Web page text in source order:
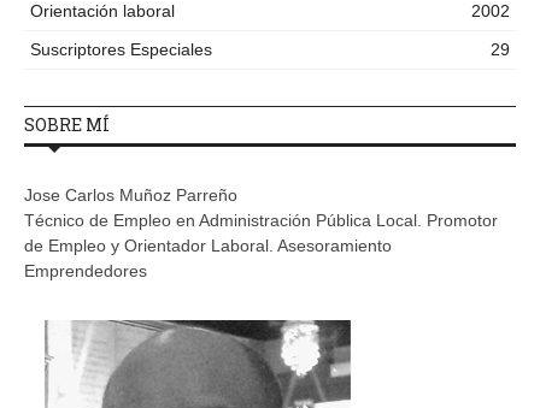
Orientación laboral
2002
Suscriptores Especiales
29
SOBRE MÍ
Jose Carlos Muñoz Parreño
Técnico de Empleo en Administración Pública Local. Promotor
de Empleo y Orientador Laboral. Asesoramiento
Emprendedores